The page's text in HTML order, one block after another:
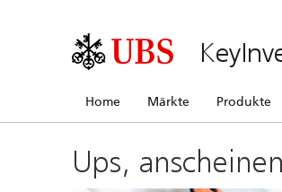
Home Märkte Produkte
Ups,